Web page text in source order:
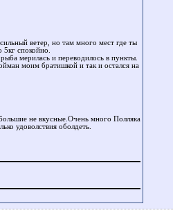
ветер, но там много мест где ты
спокойно.
мерилась и переводилось в пункты.
моим братишкой и так и остался на
не вкусные.Очень много Полляка
удоволствия оболдеть.